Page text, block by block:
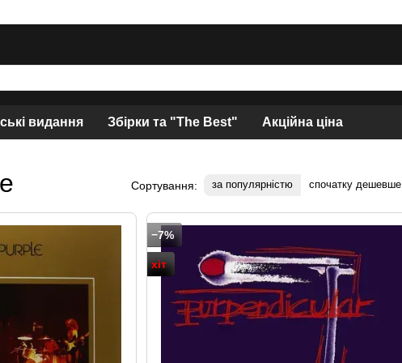
видання Збірки та "The Best" Акційна ціна
Сортування: за популярністю спочатку дешевше
−7%
хіт